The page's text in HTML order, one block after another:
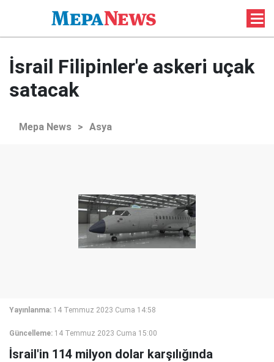
İsrail Filipinler'e askeri uçak
satacak
Mepa News > Asya
Yayınlanma: 14 Temmuz 2023 Cuma 14:58
Güncelleme: 14 Temmuz 2023 Cuma 15:00
İsrail'in 114 milyon dolar karşılığında